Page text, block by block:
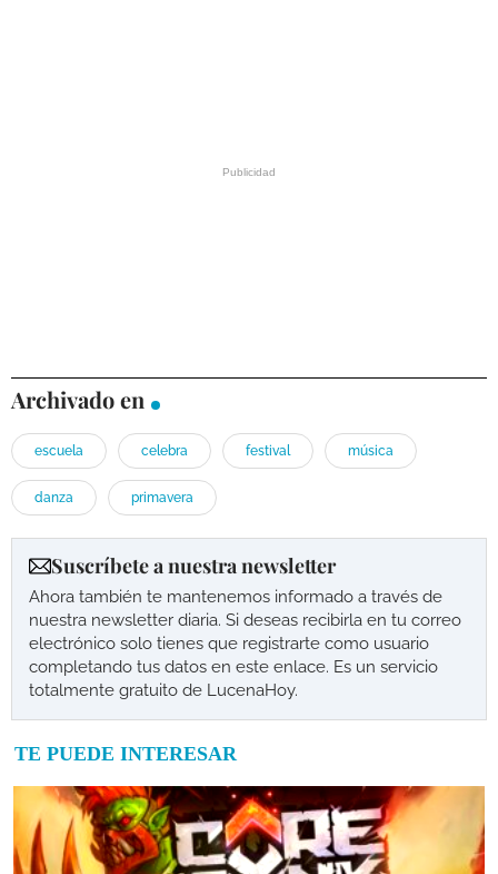
Archivado en
escuela celebra festival música
danza primavera
Suscríbete a nuestra newsletter
Ahora también te mantenemos informado a través de
nuestra newsletter diaria. Si deseas recibirla en tu correo
electrónico solo tienes que registrarte como usuario
completando tus datos en este enlace. Es un servicio
totalmente gratuito de LucenaHoy.
TE PUEDE INTERESAR